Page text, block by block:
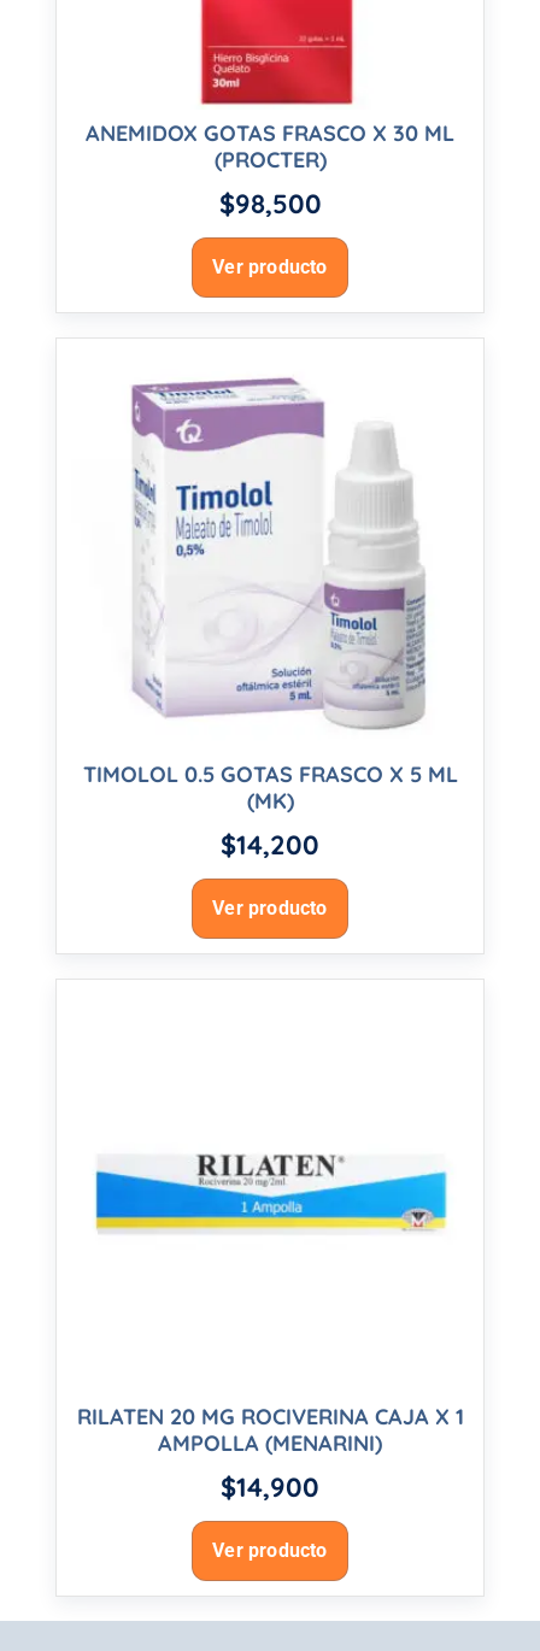
ANEMIDOX GOTAS FRASCO X 30 ML
(PROCTER)
$98,500
Ver producto
TIMOLOL 0.5 GOTAS FRASCO X 5 ML
(MK)
$14,200
Ver producto
RILATEN 20 MG ROCIVERINA CAJA X 1
AMPOLLA (MENARINI)
$14,900
Ver producto